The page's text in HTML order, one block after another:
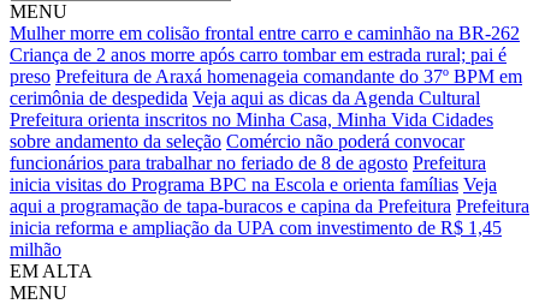
MENU
Mulher morre em colisão frontal entre carro e caminhão na BR-262
Criança de 2 anos morre após carro tombar em estrada rural; pai é
preso Prefeitura de Araxá homenageia comandante do 37º BPM em
cerimônia de despedida Veja aqui as dicas da Agenda Cultural
Prefeitura orienta inscritos no Minha Casa, Minha Vida Cidades
sobre andamento da seleção Comércio não poderá convocar
funcionários para trabalhar no feriado de 8 de agosto Prefeitura
inicia visitas do Programa BPC na Escola e orienta famílias Veja
aqui a programação de tapa-buracos e capina da Prefeitura Prefeitura
inicia reforma e ampliação da UPA com investimento de R$ 1,45
milhão
EM ALTA
MENU